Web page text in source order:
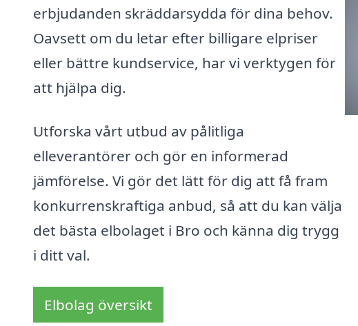
erbjudanden skräddarsydda för dina behov.
Oavsett om du letar efter billigare elpriser
eller bättre kundservice, har vi verktygen för
att hjälpa dig.
Utforska vårt utbud av pålitliga
elleverantörer och gör en informerad
jämförelse. Vi gör det lätt för dig att få fram
konkurrenskraftiga anbud, så att du kan välja
det bästa elbolaget i Bro och känna dig trygg
i ditt val.
Elbolag översikt